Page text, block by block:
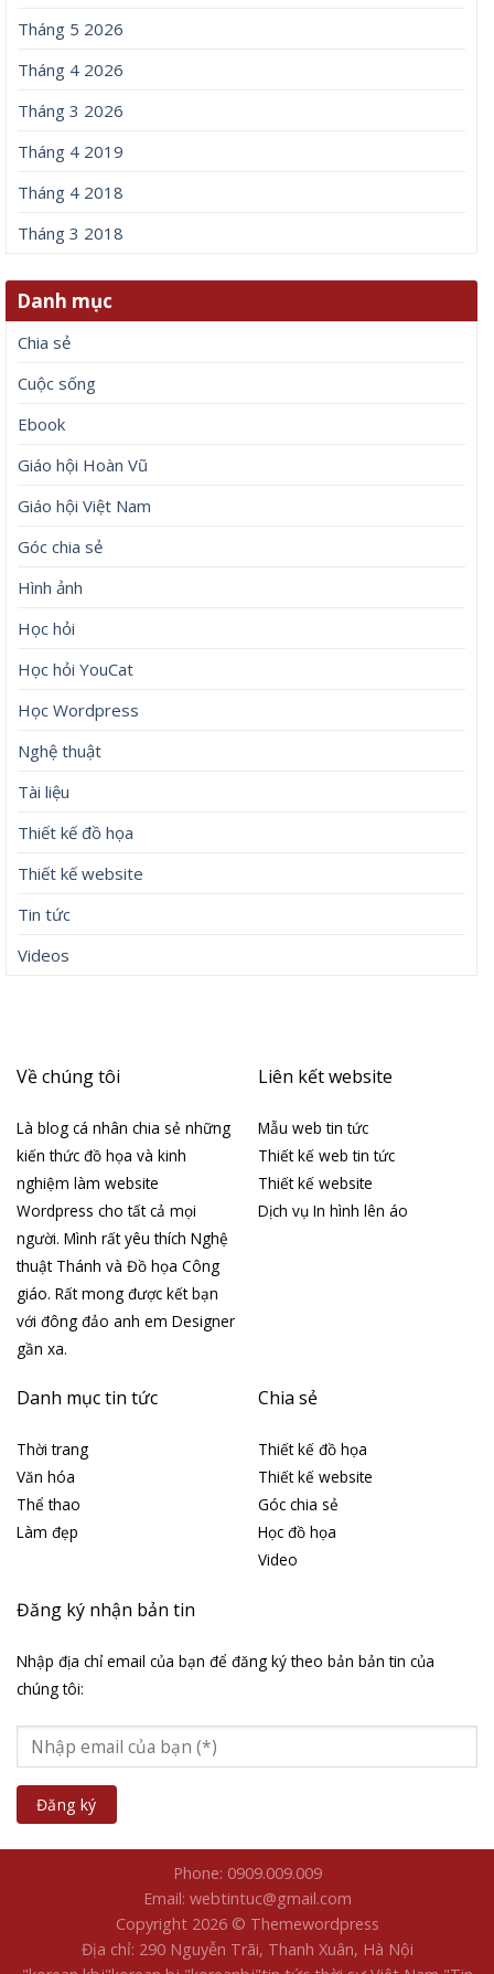
Tháng 5 2026
Tháng 4 2026
Tháng 3 2026
Tháng 4 2019
Tháng 4 2018
Tháng 3 2018
Danh mục
Chia sẻ
Cuộc sống
Ebook
Giáo hội Hoàn Vũ
Giáo hội Việt Nam
Góc chia sẻ
Hình ảnh
Học hỏi
Học hỏi YouCat
Học Wordpress
Nghệ thuật
Tài liệu
Thiết kế đồ họa
Thiết kế website
Tin tức
Videos
Về chúng tôi
Là blog cá nhân chia sẻ những
kiến thức đồ họa và kinh
nghiệm làm website
Wordpress cho tất cả mọi
người. Mình rất yêu thích Nghệ
thuật Thánh và Đồ họa Công
giáo. Rất mong được kết bạn
với đông đảo anh em Designer
gần xa.
Liên kết website
Mẫu web tin tức
Thiết kế web tin tức
Thiết kế website
Dịch vụ In hình lên áo
Danh mục tin tức
Thời trang
Văn hóa
Thể thao
Làm đẹp
Chia sẻ
Thiết kế đồ họa
Thiết kế website
Góc chia sẻ
Học đồ họa
Video
Đăng ký nhận bản tin
Nhập địa chỉ email của bạn để đăng ký theo bản bản tin của
chúng tôi:
Phone: 0909.009.009
Email: webtintuc@gmail.com
Copyright 2026 © Themewordpress
Địa chỉ: 290 Nguyễn Trãi, Thanh Xuân, Hà Nội